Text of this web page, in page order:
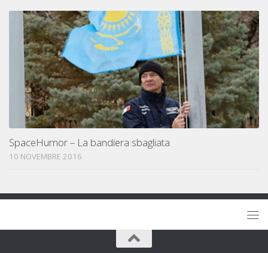
SpaceHumor – La bandiera sbagliata
10 NOVEMBRE 2016